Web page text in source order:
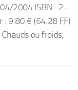
2004 ISBN : 2-
9.80 € (64.28 FF)
ou froids,